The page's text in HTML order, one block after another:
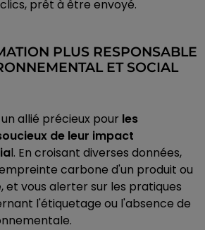
prêt à être envoyé.
PLUS RESPONSABLE
ET SOCIAL
allié précieux pour les
de leur impact
l. En croisant diverses données,
carbone d'un produit ou
et vous alerter sur les pratiques
l'étiquetage ou l'absence de